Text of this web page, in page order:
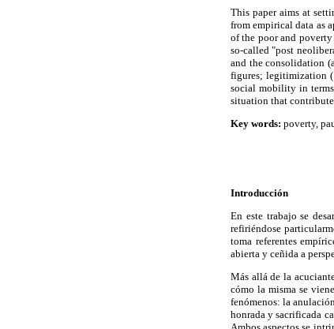
This paper aims at
from empirical data as
of the poor and
so-called "post
and the consolidation
figures; legitimization
social mobility in
situation that
Key words: poverty,
Introducción
En este trabajo se
refiriéndose
toma referentes
abierta y ceñida a
Más allá de la
cómo la misma se
fenómenos: la
honrada y sacrificada